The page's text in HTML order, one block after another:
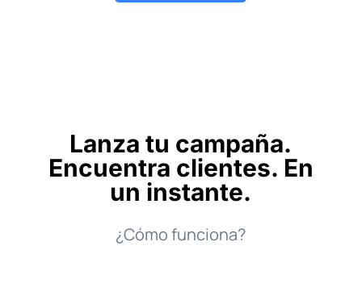
Lanza tu campaña.
Encuentra clientes. En
un instante.
¿Cómo funciona?